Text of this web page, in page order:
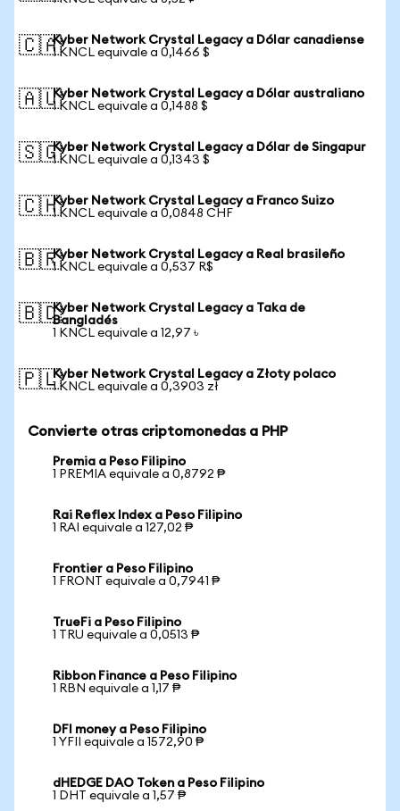
🇨🇦Kyber Network Crystal Legacy a Dólar canadiense
1 KNCL equivale a 0,1466 $
🇦🇺Kyber Network Crystal Legacy a Dólar australiano
1 KNCL equivale a 0,1488 $
🇸🇬Kyber Network Crystal Legacy a Dólar de Singapur
1 KNCL equivale a 0,1343 $
🇨🇭Kyber Network Crystal Legacy a Franco Suizo
1 KNCL equivale a 0,0848 CHF
🇧🇷Kyber Network Crystal Legacy a Real brasileño
1 KNCL equivale a 0,537 R$
🇧🇩Kyber Network Crystal Legacy a Taka de
Bangladés
1 KNCL equivale a 12,97 ৳
🇵🇱Kyber Network Crystal Legacy a Złoty polaco
1 KNCL equivale a 0,3903 zł
Convierte otras criptomonedas a PHP
Premia a Peso Filipino
1 PREMIA equivale a 0,8792 ₱
Rai Reflex Index a Peso Filipino
1 RAI equivale a 127,02 ₱
Frontier a Peso Filipino
1 FRONT equivale a 0,7941 ₱
TrueFi a Peso Filipino
1 TRU equivale a 0,0513 ₱
Ribbon Finance a Peso Filipino
1 RBN equivale a 1,17 ₱
DFI money a Peso Filipino
1 YFII equivale a 1572,90 ₱
dHEDGE DAO Token a Peso Filipino
1 DHT equivale a 1,57 ₱